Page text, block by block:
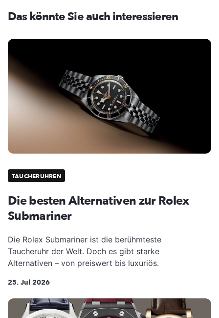
Das könnte Sie auch interessieren
TAUCHERUHREN
Die besten Alternativen zur Rolex
Submariner
Die Rolex Submariner ist die berühmteste
Taucheruhr der Welt. Doch es gibt starke
Alternativen – von preiswert bis luxuriös.
25. Jul 2026